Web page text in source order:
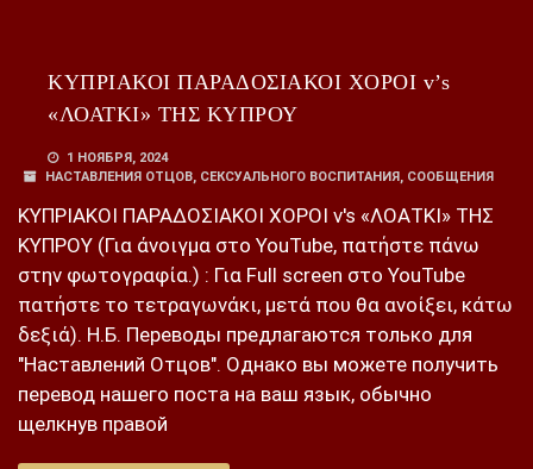
ΚΥΠΡΙΑΚΟΙ ΠΑΡΑΔΟΣΙΑΚΟΙ ΧΟΡΟΙ v’s
«ΛΟΑΤΚΙ» ΤΗΣ ΚΥΠΡΟΥ
1 НОЯБРЯ, 2024
НАСТАВЛЕНИЯ ОТЦОВ, СЕКСУАЛЬНОГО ВОСПИТАНИЯ, СООБЩЕНИЯ
ΚΥΠΡΙΑΚΟΙ ΠΑΡΑΔΟΣΙΑΚΟΙ ΧΟΡΟΙ v's «ΛΟΑΤΚΙ» ΤΗΣ
ΚΥΠΡΟΥ (Για άνοιγμα στο YouTube, πατήστε πάνω
στην φωτογραφία.) : Για Full screen στο YouTube
πατήστε το τετραγωνάκι, μετά που θα ανοίξει, κάτω
δεξιά). Н.Б. Переводы предлагаются только для
"Наставлений Отцов". Однако вы можете получить
перевод нашего поста на ваш язык, обычно
щелкнув правой